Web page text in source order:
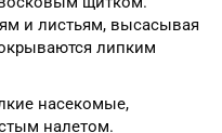
и листьям, высасывая
липким
насекомые,
налетом.